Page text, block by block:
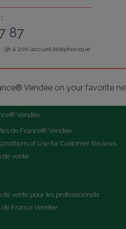
87
9h à 20h (accueil téléphonique
Vendée on your favorite
Vendée
de France® Vendée
of Use for Customer Reviews
de vente
de vente pour les professionnels
de France Vendée